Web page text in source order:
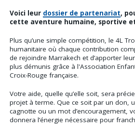
Voici leur dossier de partenariat,
cette aventure humaine, sportive
Plus qu’une simple compétition, le 4L
humanitaire où chaque contribution
de rejoindre Marrakech et d’apporter
plus démunis grâce à l'Association
Croix-Rouge française.
Votre aide, quelle qu’elle soit, sera
projet à terme. Que ce soit par un don,
cagnotte ou un mot d’encouragement,
donnera l’énergie nécessaire pour